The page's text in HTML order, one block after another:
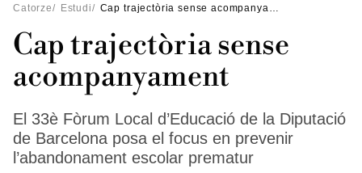
Catorze/ Estudi/ Cap trajectòria sense acompanyament
Cap trajectòria sense
acompanyament
El 33è Fòrum Local d’Educació de la Diputació
de Barcelona posa el focus en prevenir
l’abandonament escolar prematur